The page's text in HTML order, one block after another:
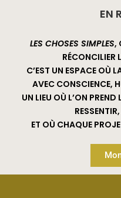
EN
LES CHOSES SIMPLES,
RÉCONCILIER
C’EST UN ESPACE OÙ
AVEC CONSCIENCE,
UN LIEU OÙ L’ON
ET OÙ CHAQUE